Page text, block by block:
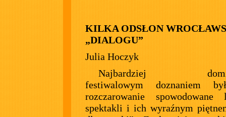
KILKA ODSŁON
„DIALOGU”
Julia Hoczyk
Najbardziej
festiwalowym doznaniem
rozczarowanie spowodowane
spektakli i ich wyraźnym